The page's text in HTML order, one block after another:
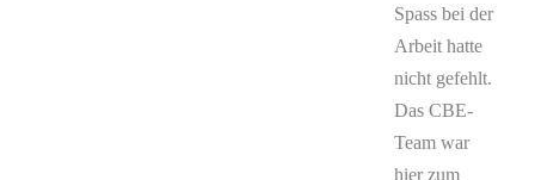
Spass bei der
Arbeit hatte
nicht gefehlt.
Das CBE-
Team war
hier zum